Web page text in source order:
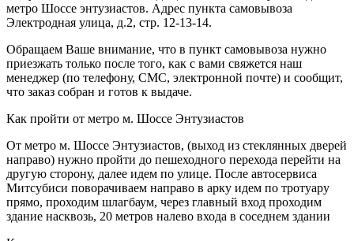
метро Шоссе энтузиастов. Адрес пункта самовывоза
Электродная улица, д.2, стр. 12-13-14.
Обращаем Ваше внимание, что в пункт самовывоза нужно
приезжать только после того, как с вами свяжется наш
менеджер (по телефону, СМС, электронной почте) и сообщит,
что заказ собран и готов к выдаче.
Как пройти от метро м. Шоссе Энтузиастов
От метро м. Шоссе Энтузиастов, (выход из стеклянных дверей
направо) нужно пройти до пешеходного перехода перейти на
другую сторону, далее идем по улице. После автосервиса
Митсубиси поворачиваем направо в арку идем по тротуару
прямо, проходим шлагбаум, через главный вход проходим
здание насквозь, 20 метров налево входа в соседнем здании